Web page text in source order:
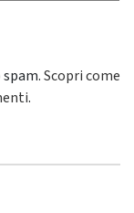
Scopri come
.